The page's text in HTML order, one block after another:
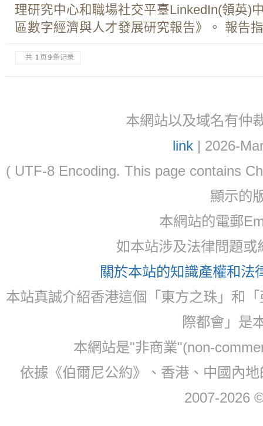
理研究中心和職場社交平臺LinkedIn(領英)
區數字經濟與人才發展研究報告》。 報告
共 1 页 9 条记录
本網站以及域名有仲
link| 2026-
( UTF-8 Encoding. This page contains
顯示的
本網站的電郵
如本站涉及法律問題
關於本站的知識產權和法
本站真誠介紹香港這個「東方之珠」和
際都會」是
本網站是"非商業"(non-
依據《伯爾尼公約》、香港、中國內
2007-2026